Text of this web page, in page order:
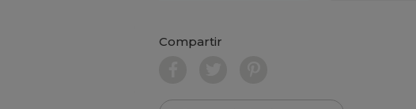
Compartir